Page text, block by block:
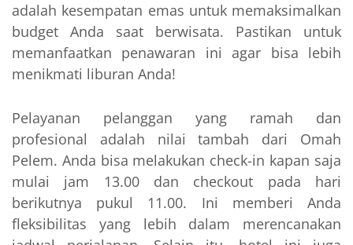
adalah kesempatan emas untuk memaksimalkan
budget Anda saat berwisata. Pastikan untuk
memanfaatkan penawaran ini agar bisa lebih
menikmati liburan Anda!
Pelayanan pelanggan yang ramah dan
profesional adalah nilai tambah dari Omah
Pelem. Anda bisa melakukan check-in kapan saja
mulai jam 13.00 dan checkout pada hari
berikutnya pukul 11.00. Ini memberi Anda
fleksibilitas yang lebih dalam merencanakan